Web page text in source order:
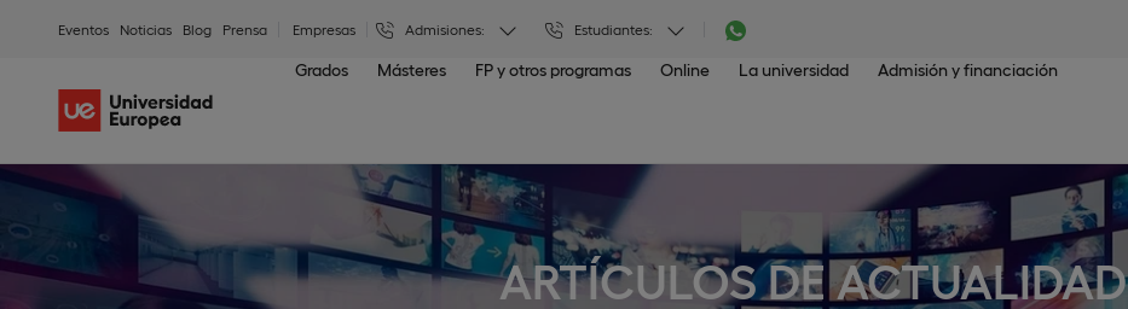
Eventos Noticias Blog Prensa Empresas Admisiones: Estudiantes:
Grados Másteres FP y otros programas Online La universidad Admisión y financiación
ARTÍCULOS DE ACTUALIDAD